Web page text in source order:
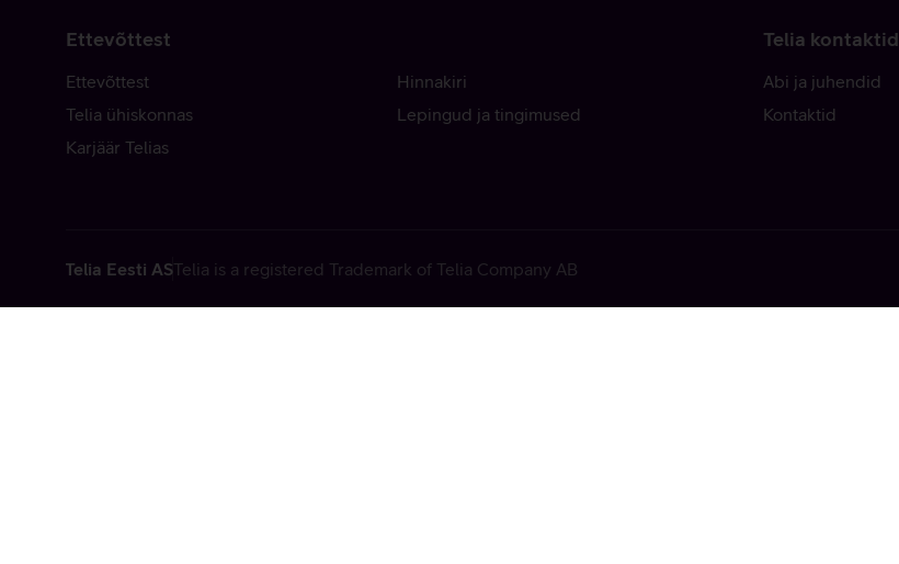
Ettevõttest
Ettevõttest
Telia ühiskonnas
Karjäär Telias
Hinnakiri
Lepingud ja tingimused
Telia kontaktid
Abi ja juhendid
Kontaktid
Telia Eesti ASTelia is a registered Trademark of Telia Company AB